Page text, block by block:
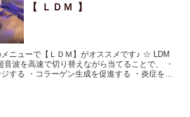
【 ＬＤＭ 】
ューで【ＬＤＭ】がオススメです♪ ☆ LDM
する ・炎症を抑